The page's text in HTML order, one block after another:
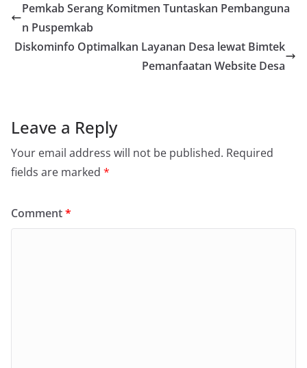
Pemkab Serang Komitmen Tuntaskan Pembanguna
n Puspemkab
Diskominfo Optimalkan Layanan Desa lewat Bimtek
Pemanfaatan Website Desa
Leave a Reply
Your email address will not be published. Required
fields are marked *
Comment*